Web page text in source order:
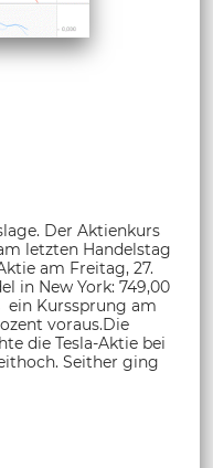
Der Aktienkurs
letzten Handelstag
am Freitag, 27.
in New York: 749,00
ein Kurssprung am
voraus.Die
die Tesla-Aktie bei
Seither ging